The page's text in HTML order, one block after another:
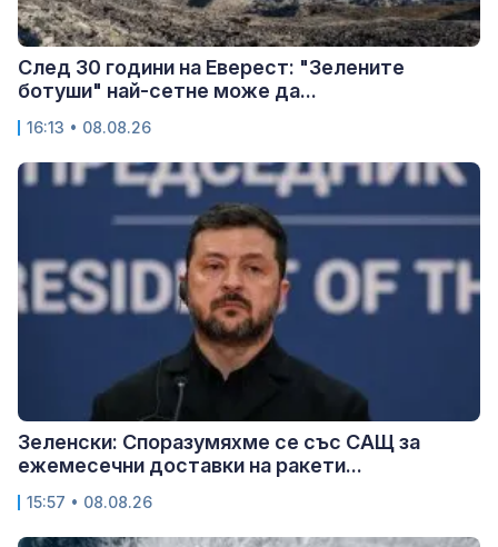
След 30 години на Еверест: "Зелените
ботуши" най-сетне може да...
16:13 • 08.08.26
Зеленски: Споразумяхме се със САЩ за
ежемесечни доставки на ракети...
15:57 • 08.08.26